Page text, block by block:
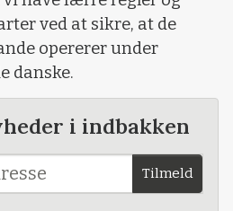
ved at sikre, at de
opererer under
danske.
i indbakken
Tilmeld